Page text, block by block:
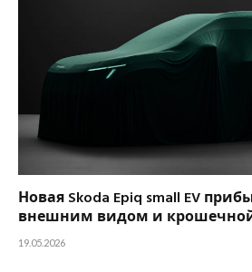
Новая Skoda Epiq small EV
внешним видом и
19.05.2026